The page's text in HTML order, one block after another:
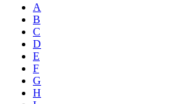
A
B
C
D
E
F
G
H